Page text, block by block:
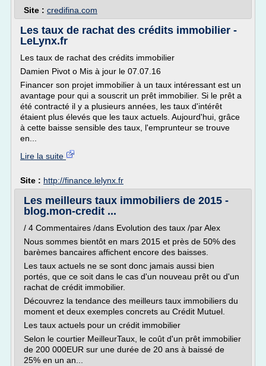
Site : credifina.com
Les taux de rachat des crédits immobilier -
LeLynx.fr
Les taux de rachat des crédits immobilier
Damien Pivot o Mis à jour le 07.07.16
Financer son projet immobilier à un taux intéressant est un
avantage pour qui a souscrit un prêt immobilier. Si le prêt a
été contracté il y a plusieurs années, les taux d'intérêt
étaient plus élevés que les taux actuels. Aujourd'hui, grâce
à cette baisse sensible des taux, l'emprunteur se trouve
en...
Lire la suite
Site : http://finance.lelynx.fr
Les meilleurs taux immobiliers de 2015 -
blog.mon-credit ...
/ 4 Commentaires /dans Evolution des taux /par Alex
Nous sommes bientôt en mars 2015 et près de 50% des
barèmes bancaires affichent encore des baisses.
Les taux actuels ne se sont donc jamais aussi bien
portés, que ce soit dans le cas d'un nouveau prêt ou d'un
rachat de crédit immobilier.
Découvrez la tendance des meilleurs taux immobiliers du
moment et deux exemples concrets au Crédit Mutuel.
Les taux actuels pour un crédit immobilier
Selon le courtier MeilleurTaux, le coût d'un prêt immobilier
de 200 000EUR sur une durée de 20 ans à baissé de
25% en un an...